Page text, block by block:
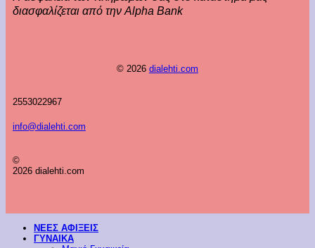
διασφαλίζεται από την Alpha Bank
© 2026 dialehti.com
2553022967
info@dialehti.com
©
2026 dialehti.com
ΝΕΕΣ ΑΦΙΞΕΙΣ
ΓΥΝΑΙΚΑ